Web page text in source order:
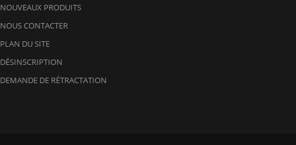
NOUVEAUX PRODUITS
NOUS CONTACTER
PLAN DU SITE
DÉSINSCRIPTION
DEMANDE DE RÉTRACTATION